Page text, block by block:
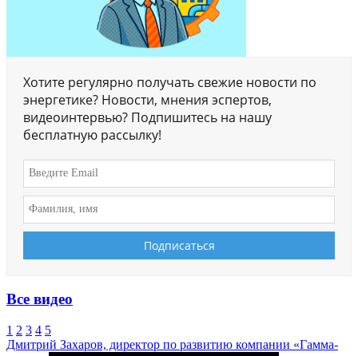
Хотите регулярно получать свежие новости по
энергетике? Новости, мнения эспертов,
видеоинтервью? Подпишитесь на нашу
бесплатную рассылку!
Все видео
1 2 3 4 5
Дмитрий Захаров, директор по развитию компании «Гамма-